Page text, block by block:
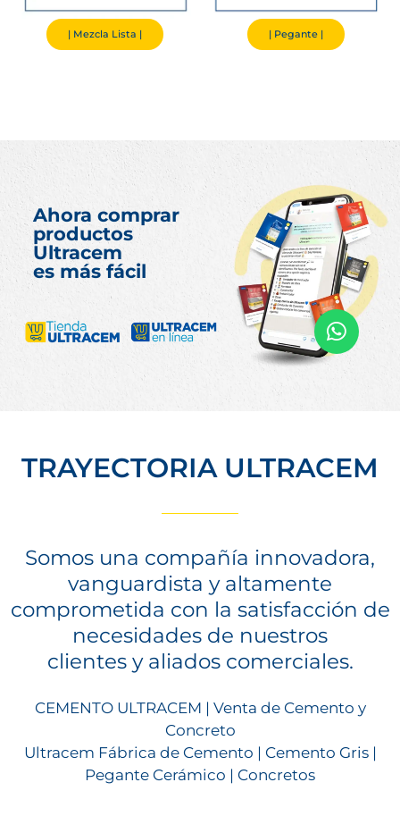
| Mezcla Lista | | Pegante |
Ahora comprar
productos
Ultracem
es más fácil
TRAYECTORIA ULTRACEM
Somos una compañía innovadora,
vanguardista y altamente
comprometida con la satisfacción de
necesidades de nuestros
clientes y aliados comerciales.
CEMENTO ULTRACEM | Venta de Cemento y
Concreto
Ultracem Fábrica de Cemento | Cemento Gris |
Pegante Cerámico | Concretos